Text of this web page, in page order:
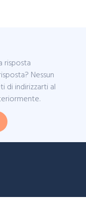
risposta
Nessun
di indirizzarti al